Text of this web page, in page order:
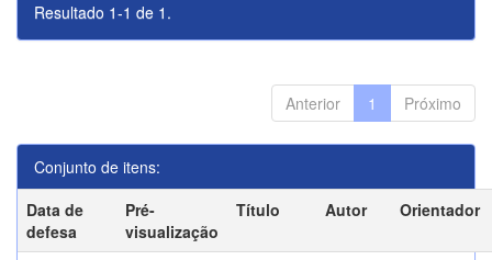
Resultado 1-1 de 1.
Anterior 1 Próximo
Conjunto de itens:
Data de
defesa
Pré-
visualização
Título Autor Orientador